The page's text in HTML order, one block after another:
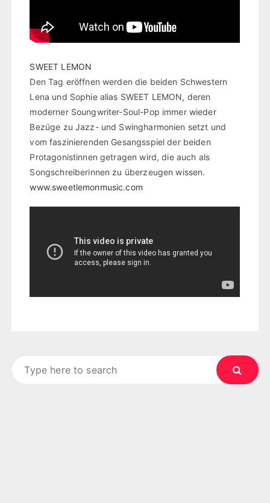
SWEET LEMON
Den Tag eröffnen werden die beiden Schwestern
Lena und Sophie alias SWEET LEMON, deren
moderner Soungwriter-Soul-Pop immer wieder
Bezüge zu Jazz- und Swingharmonien setzt und
vom faszinierenden Gesangsspiel der beiden
Protagonistinnen getragen wird, die auch als
Songschreiberinnen zu überzeugen wissen.
www.sweetlemonmusic.com